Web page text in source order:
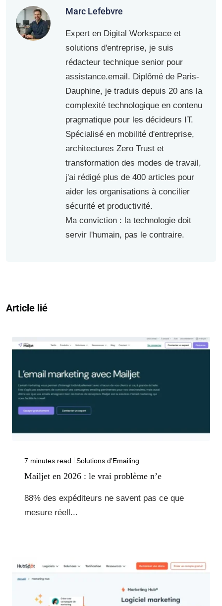
Marc Lefebvre
Expert en Digital Workspace et
solutions d'entreprise, je suis
rédacteur technique senior pour
assistance.email. Diplômé de Paris-
Dauphine, je traduis depuis 20 ans la
complexité technologique en contenu
pragmatique pour les décideurs IT.
Spécialisé en mobilité d'entreprise,
architectures Zero Trust et
transformation des modes de travail,
j'ai rédigé plus de 400 articles pour
aider les organisations à concilier
sécurité et productivité.
Ma conviction : la technologie doit
servir l'humain, pas le contraire.
Article lié
7 minutes read Solutions d’Emailing
Mailjet en 2026 : le vrai problème n’e
88% des expéditeurs ne savent pas ce que
mesure réell...